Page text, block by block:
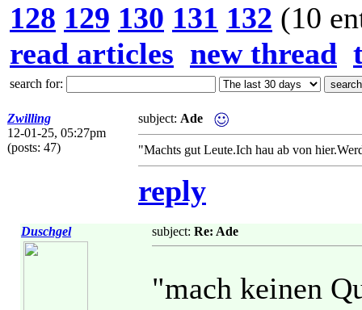
128 129 130 131 132 (10
read articles new thread
search for:
Zwilling
12-01-25, 05:27pm
(posts: 47)
subject: Ade
"Machts gut Leute.Ich hau ab von
reply
Duschgel subject: Re: Ade
"mach keinen